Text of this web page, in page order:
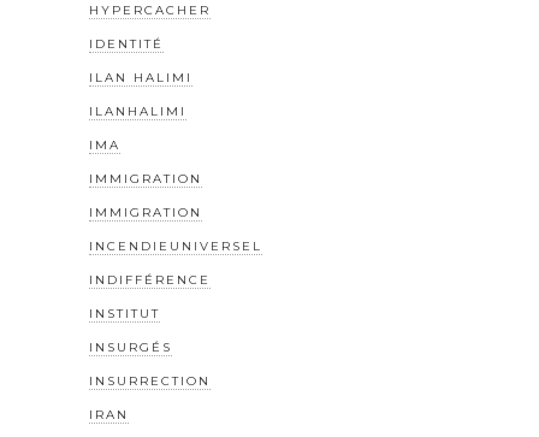
HYPERCACHER
IDENTITÉ
ILAN HALIMI
ILANHALIMI
IMA
IMMIGRATION
IMMIGRATION
INCENDIEUNIVERSEL
INDIFFÉRENCE
INSTITUT
INSURGÉS
INSURRECTION
IRAN